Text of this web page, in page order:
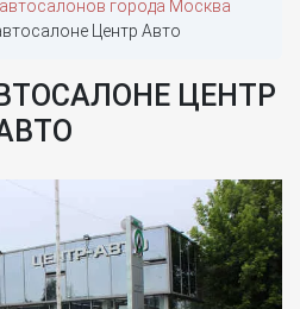
города Москва
Центр Авто
ЦЕНТР